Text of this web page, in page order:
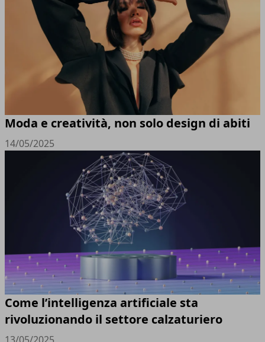
Moda e creatività, non solo design di abiti
14/05/2025
Come l’intelligenza artificiale sta
rivoluzionando il settore calzaturiero